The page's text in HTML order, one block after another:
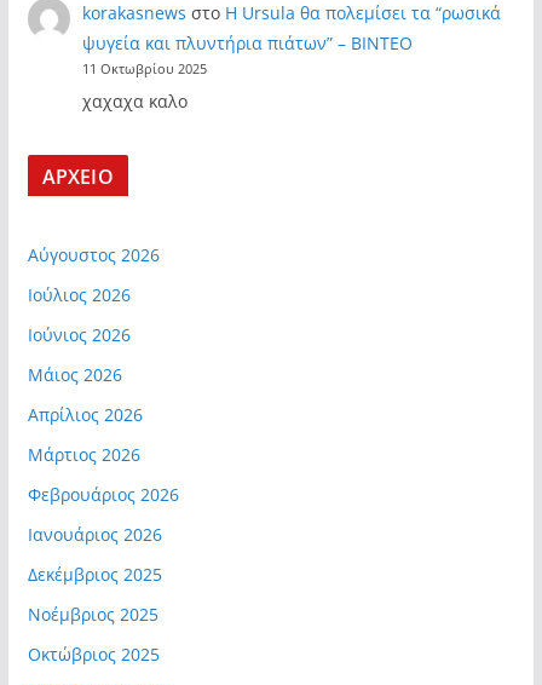
korakasnews στο Η Ursula θα πολεμίσει τα “ρωσικά
ψυγεία και πλυντήρια πιάτων” – ΒΙΝΤΕΟ
11 Οκτωβρίου 2025
χαχαχα καλο
ΑΡΧΕΙΟ
Αύγουστος 2026
Ιούλιος 2026
Ιούνιος 2026
Μάιος 2026
Απρίλιος 2026
Μάρτιος 2026
Φεβρουάριος 2026
Ιανουάριος 2026
Δεκέμβριος 2025
Νοέμβριος 2025
Οκτώβριος 2025